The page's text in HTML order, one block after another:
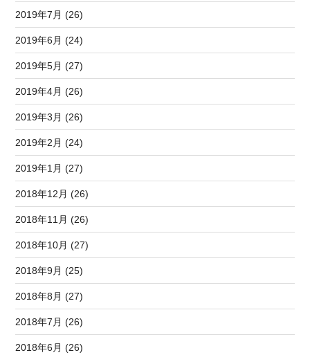
2019年7月 (26)
2019年6月 (24)
2019年5月 (27)
2019年4月 (26)
2019年3月 (26)
2019年2月 (24)
2019年1月 (27)
2018年12月 (26)
2018年11月 (26)
2018年10月 (27)
2018年9月 (25)
2018年8月 (27)
2018年7月 (26)
2018年6月 (26)